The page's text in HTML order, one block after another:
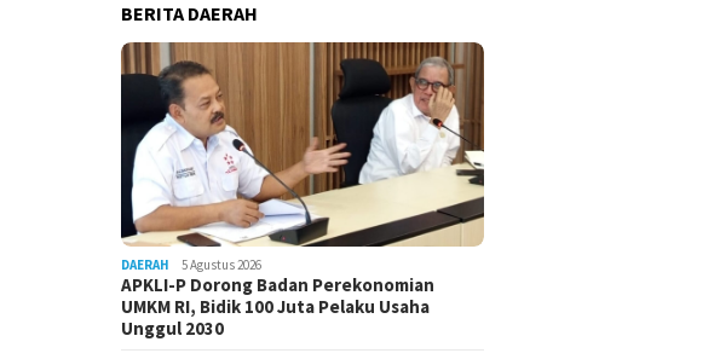
BERITA DAERAH
DAERAH 5 Agustus 2026
APKLI-P Dorong Badan Perekonomian
UMKM RI, Bidik 100 Juta Pelaku Usaha
Unggul 2030